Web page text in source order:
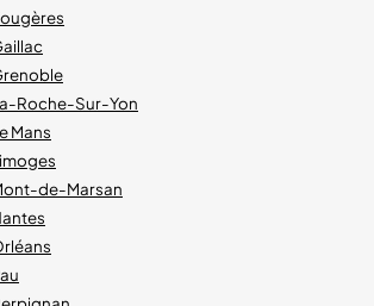
Roche-Sur-Yon
Mans
de-Marsan